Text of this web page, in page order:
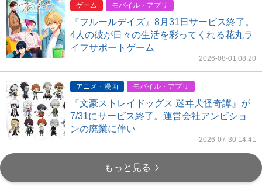
ゲーム モバイル・アプリ
『フルールデイズ』8月31日サービス終了。
4人の彼が日々の生活を彩ってくれる花丸ラ
イフサポートゲーム
2026-08-01 08:20
アニメ・漫画 モバイル・アプリ
『文豪ストレイドッグス 迷ヰ犬怪奇譚』が
7/31にサービス終了。運営会社アンビショ
ンの廃業に伴い
2026-07-30 14:41
もっと見る